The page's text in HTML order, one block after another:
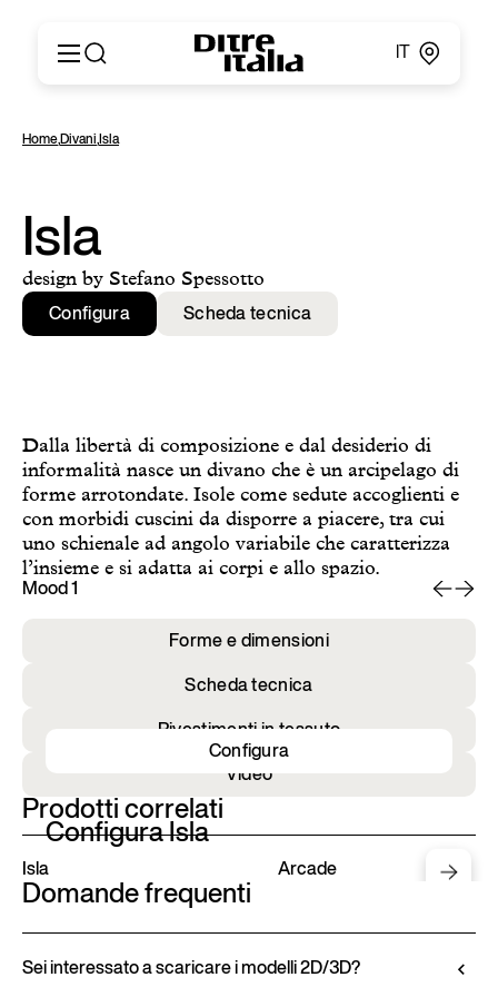
Prodotti
Cataloghi e Materiali
Ditre for Professionals
Punti vendita
News & Press
Area Riservata
English
Español
Русский
简体中文
Home,Divani, Isla
Isla
design by Stefano Spessotto
Configura Scheda tecnica
Dalla libertà di composizione e dal desiderio di
informalità nasce un divano che è un arcipelago di
forme arrotondate. Isole come sedute accoglienti e
con morbidi cuscini da disporre a piacere, tra cui
uno schienale ad angolo variabile che caratterizza
l’insieme e si adatta ai corpi e allo spazio.
Mood 1
Forme e dimensioni
Scheda tecnica
Rivestimenti in tessuto
Video
Configura Isla
Configura
Prodotti correlati
Isla Arcade
Domande frequenti
Sei interessato a scaricare i modelli 2D/3D?